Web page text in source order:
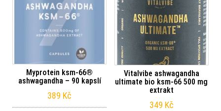
Myprotein ksm-66®
ashwagandha – 90 kapslí
389 Kč
Vitalvibe ashwagandha
ultimate bio ksm-66 500 mg
extrakt
349 Kč